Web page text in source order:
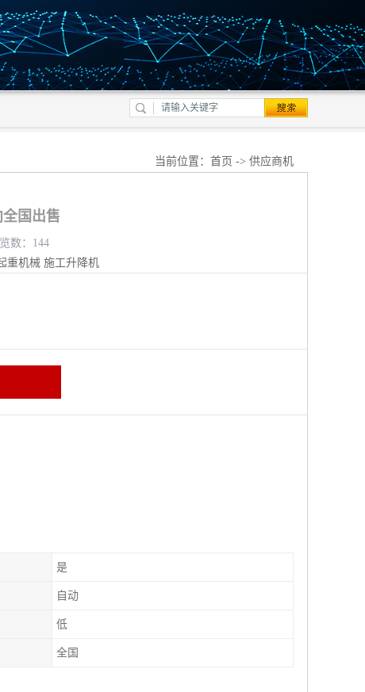
当前位置： 首页 -> 供应商机
国出售
数：144
重机械 施工升降机
是
自动
低
全国